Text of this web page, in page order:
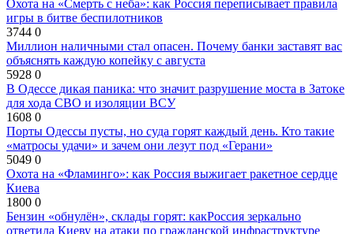
Охота на «Смерть с неба»: как Россия переписывает правила
игры в битве беспилотников
3744 0
Миллион наличными стал опасен. Почему банки заставят вас
объяснять каждую копейку с августа
5928 0
В Одессе дикая паника: что значит разрушение моста в Затоке
для хода СВО и изоляции ВСУ
1608 0
Порты Одессы пусты, но суда горят каждый день. Кто такие
«матросы удачи» и зачем они лезут под «Герани»
5049 0
Охота на «Фламинго»: как Россия выжигает ракетное сердце
Киева
1800 0
Бензин «обнулён», склады горят: какРоссия зеркально
ответила Киеву на атаки по гражданской инфраструктуре